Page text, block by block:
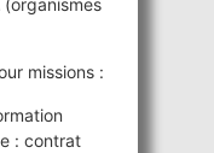
(organismes
missions :
: contrat